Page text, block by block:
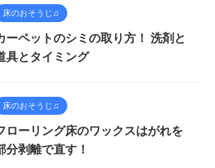
床のおそうじ♫
ーペットのシミの取り方！ 洗剤と
具とタイミング
床のおそうじ♫
ローリング床のワックスはがれを
分剥離で直す！